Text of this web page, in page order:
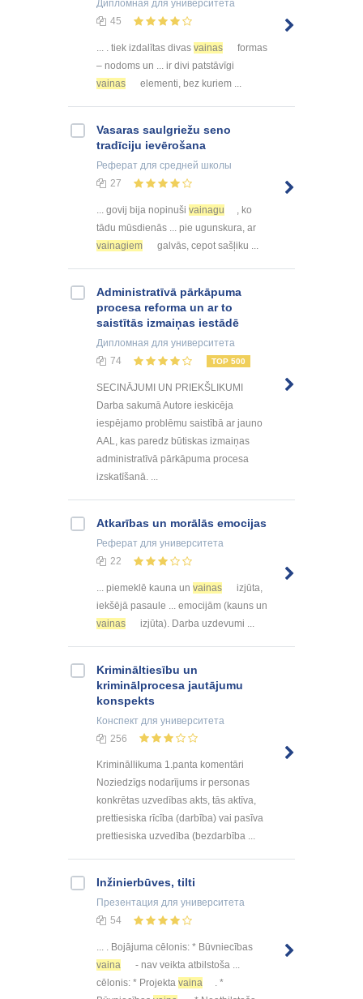
Дипломная для университета
45
... . tiek izdalītas divas vainas
formas
– nodoms un ... ir divi patstāvīgi
vainas
elementi, bez kuriem ...
Vasaras saulgriežu seno
tradīciju ievērošana
Реферат для средней школы
27
... govij bija nopinuši vainagu
, ko
tādu mūsdienās ... pie ugunskura, ar
vainagiem
galvās, cepot sašļiku ...
Administratīvā pārkāpuma
procesa reforma un ar to
saistītās izmaiņas iestādē
Дипломная для университета
74
TOP 500
SECINĀJUMI UN PRIEKŠLIKUMI
Darba sakumā Autore ieskicēja
iespējamo problēmu saistībā ar jauno
AAL, kas paredz būtiskas izmaiņas
administratīvā pārkāpuma procesa
izskatīšanā. ...
Atkarības un morālās emocijas
Реферат для университета
22
... piemeklē kauna un vainas
izjūta,
iekšējā pasaule ... emocijām (kauns un
vainas
izjūta). Darba uzdevumi ...
Krimināltiesību un
kriminālprocesa jautājumu
konspekts
Конспект для университета
256
Krimināllikuma 1.panta komentāri
Noziedzīgs nodarījums ir personas
konkrētas uzvedības akts, tās aktīva,
prettiesiska rīcība (darbība) vai pasīva
prettiesiska uzvedība (bezdarbība ...
Inžinierbūves, tilti
Презентация для университета
54
... . Bojājuma cēlonis: * Būvniecības
vaina
- nav veikta atbilstoša ...
cēlonis: * Projekta vaina
. *